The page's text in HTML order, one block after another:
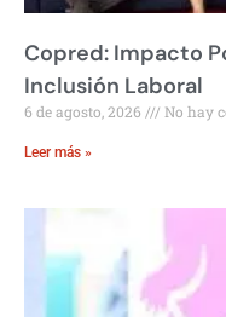
Copred: Impacto
Inclusión Laboral
6 de agosto, 2026 No hay
Leer más »